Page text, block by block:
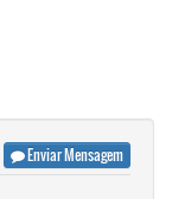
Enviar Mensagem